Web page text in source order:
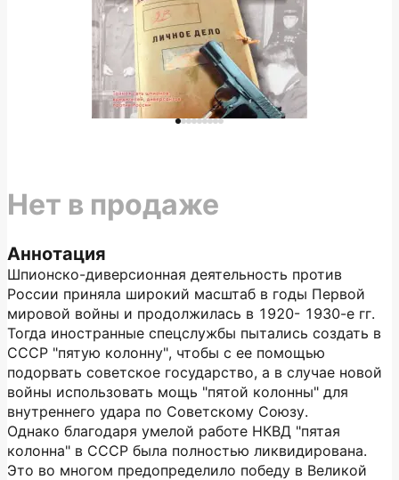
Аннотация
Шпионско-диверсионная деятельность против
России приняла широкий масштаб в годы Первой
мировой войны и продолжилась в 1920- 1930-е гг.
Тог­да иностранные спецслужбы пытались создать в
СССР "пятую колонну", чтобы с ее помощью
подорвать советское государство, а в случае новой
войны использо­вать мощь "пятой колонны" для
внутреннего удара по Советскому Союзу.
Однако благодаря умелой работе НКВД "пятая
колонна" в СССР была полностью ликвидирована.
Это во многом предопределило победу в Великой
Нет в продаже